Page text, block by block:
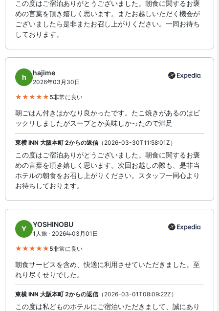
この度はご宿泊ありがとうございました。朝食に関するお褒
めの言葉を頂き嬉しく思います。またお越しいただく機会が
ございましたら是非またお召し上がりください。一同お待ち
しております。
h
hajime
2026年03月30日
5非常に良い
朝ごはん付きはかなり良かったです。たこ焼きがあるのはビ
ックリしましたがスープとか美味しかったので満足
東横 INN 大阪本町 2からの返信（2026-03-30T11:58:01Z）
この度はご宿泊ありがとうございました。朝食に関するお褒
めの言葉を頂き嬉しく思います。次回お越しの際も、是非当
ホテルの朝食をお召し上がりください。スタッフ一同心より
お待ちしております。
Y
YOSHINOBU
1人旅 · 2026年03月01日
5非常に良い
朝食サービスを含め、快適に利用させていただきました。至
れり尽くせりでした。
東横 INN 大阪本町 2からの返信（2026-03-01T08:09:22Z）
この度は私どものホテルにご宿泊いただきまして、誠にあり